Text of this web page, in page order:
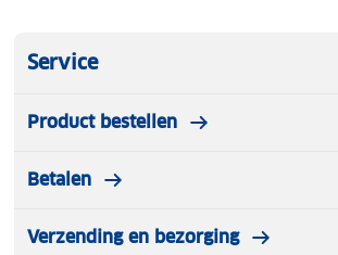
Service
Product bestellen
Betalen
Verzending en bezorging